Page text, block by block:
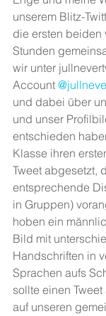
unserem Blitz-
die ersten beiden
Stunden
wir unter
Account
und dabei über
und unser
entschieden
Klasse ihren
Tweet abgesetzt,
entsprechende
in Gruppen)
hoben ein
Bild mit
Handschriften in
Sprachen aufs
sollte einen
auf unseren